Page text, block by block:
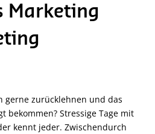
Marketing
gerne zurücklehnen und das
bekommen? Stressige Tage mit
kennt jeder. Zwischendurch